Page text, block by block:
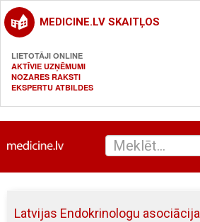
MEDICINE.LV SKAITĻOS
LIETOTĀJI ONLINE
AKTĪVIE UZŅĒMUMI
NOZARES RAKSTI
EKSPERTU ATBILDES
Latvijas Endokrinologu asociācija